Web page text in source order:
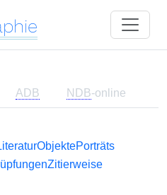
ADB NDB-online
ObjektePorträts
Zitierweise